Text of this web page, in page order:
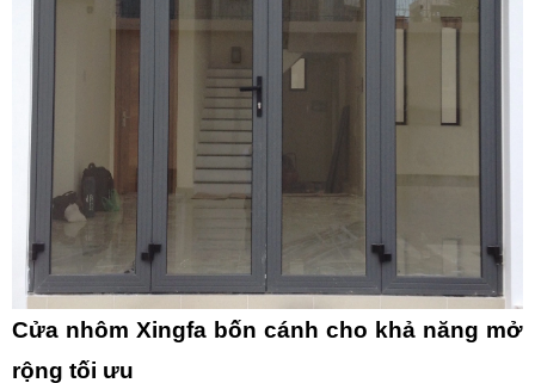
Cửa nhôm Xingfa bốn cánh cho khả năng mở
rộng tối ưu